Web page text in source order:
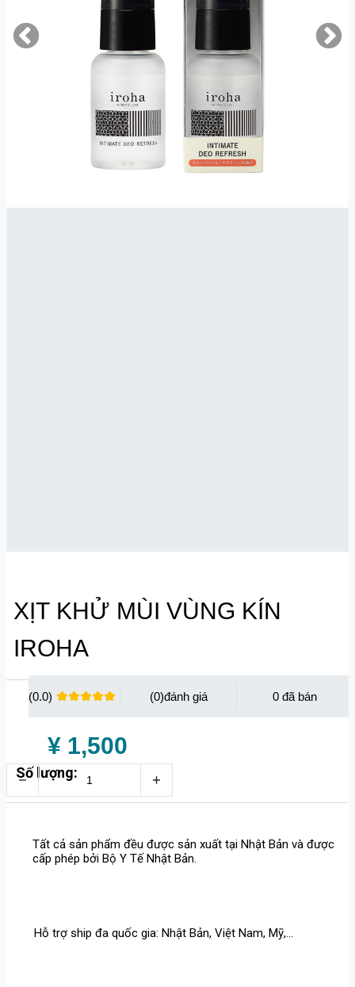
Hỗ trợ ship đa quốc gia: Nhật Bản, Việt Nam, Mỹ,...
0
(0)
(0.0)
¥ 1,500
Tất cả sản phẩm đều được sản xuất tại Nhật Bản và được
cấp phép bởi Bộ Y Tế Nhật Bản.
XỊT KHỬ MÙI VÙNG KÍN
IROHA
Số lượng: